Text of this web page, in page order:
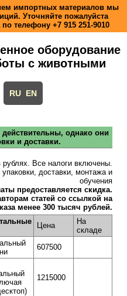
импортных материалов мы
Уточняйте пожалуйста
телефону +7 915 251-9010
оборудование
с животными
RU EN
однако они
и доставки.
Все налоги включены.
доставки, монтажа и
обучения
предоставляется скидка.
статей со ссылкой на
менее 300 тысяч рублей.
Цена
На
складе
607500
1215000